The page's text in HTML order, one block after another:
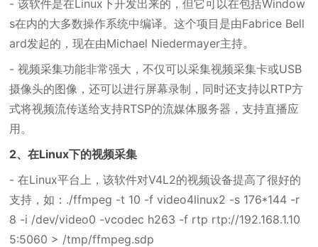
- 该软件是在Linux下开发出来的，但它可以在包括Window
s在内的大多数操作系统中编译。这个项目是由Fabrice Bell
ard发起的，现在由Michael Niedermayer主持。
- 视频采集功能非常强大，不仅可以采集视频采集卡或USB
摄像头的图像，还可以进行屏幕录制，同时还支持以RTP方
式将视频流传送给支持RTSP的流媒体服务器，支持直播应
用。
2、在Linux下的视频采集
- 在Linux平台上，该软件对V4L2的视频设备提高了很好的
支持，如：./ffmpeg -t 10 -f video4linux2 -s 176*144 -r
8 -i /dev/video0 -vcodec h263 -f rtp rtp://192.168.1.10
5:5060 > /tmp/ffmpeg.sdp